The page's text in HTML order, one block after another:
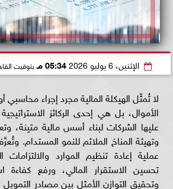
الإثنين، 6 يوليو 2026 05:34 مـ بتوقيت
لا تُمثّل الهيكلة المالية مجرد إجراء محاسبي
الأموال، بل هي إحدى الركائز
عليها الشركات لبناء أسس مالية متينة،
وتهيئة المناخ الملائم للنمو المستدام.
عملية إعادة تنظيم الموارد
تحسين الاستقرار المالي، ورفع كفاءة
وتحقيق التوازن الأمثل بين مصادر التمويل